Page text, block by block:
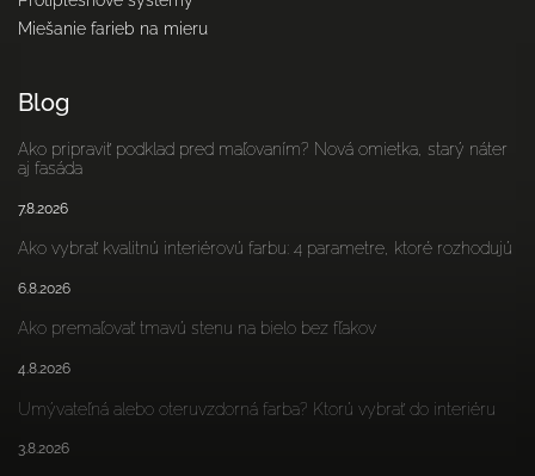
Miešanie farieb na mieru
Blog
Ako pripraviť podklad pred maľovaním? Nová omietka, starý náter
aj fasáda
7.8.2026
Ako vybrať kvalitnú interiérovú farbu: 4 parametre, ktoré rozhodujú
6.8.2026
Ako premaľovať tmavú stenu na bielo bez fľakov
4.8.2026
Umývateľná alebo oteruvzdorná farba? Ktorú vybrať do interiéru
3.8.2026